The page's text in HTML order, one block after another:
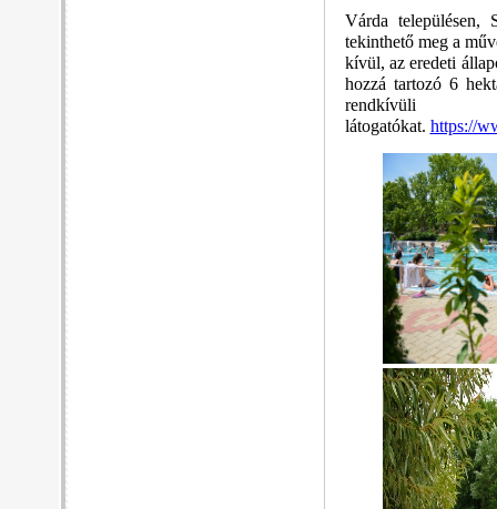
Várda településen,
tekinthető meg a
kívül, az eredeti
hozzá tartozó 6
látogatókat. https://